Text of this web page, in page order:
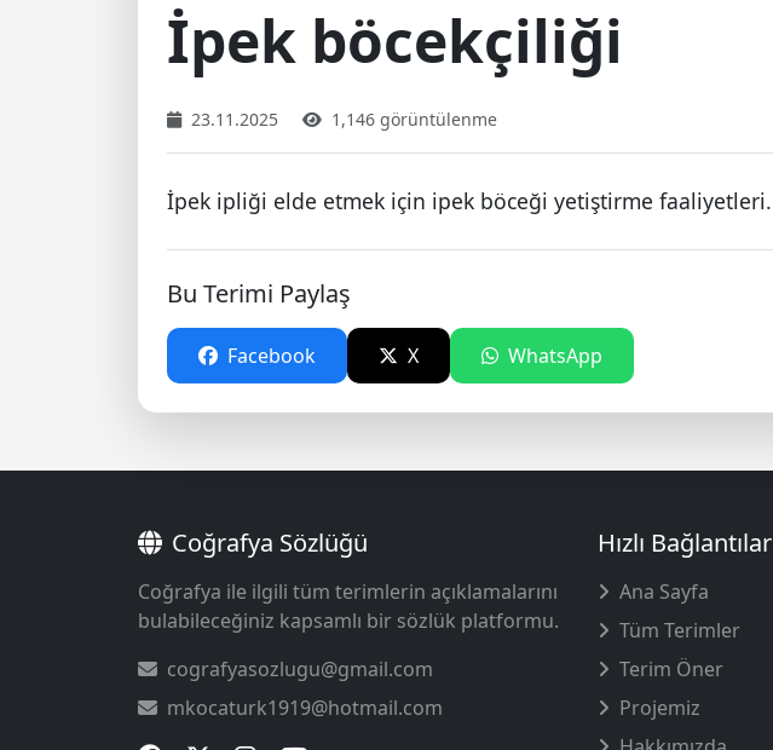
İpek böcekçiliği
23.11.2025 1,146 görüntülenme
İpek ipliği elde etmek için ipek böceği yetiştirme faaliyetleri.
Bu Terimi Paylaş
Facebook X WhatsApp
Coğrafya Sözlüğü
Coğrafya ile ilgili tüm terimlerin açıklamalarını
bulabileceğiniz kapsamlı bir sözlük platformu.
cografyasozlugu@gmail.com
mkocaturk1919@hotmail.com
Hızlı Bağlantılar
Ana Sayfa
Tüm Terimler
Terim Öner
Projemiz